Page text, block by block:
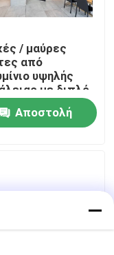
/ μαύρες
από
υψηλής
με διπλό
Αποστολή